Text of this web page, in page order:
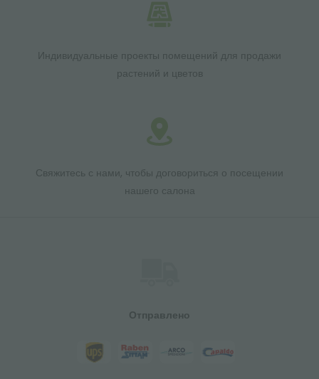
Индивидуальные проекты помещений для продажи
растений и цветов
Свяжитесь с нами, чтобы договориться о посещении
нашего салона
Отправлено